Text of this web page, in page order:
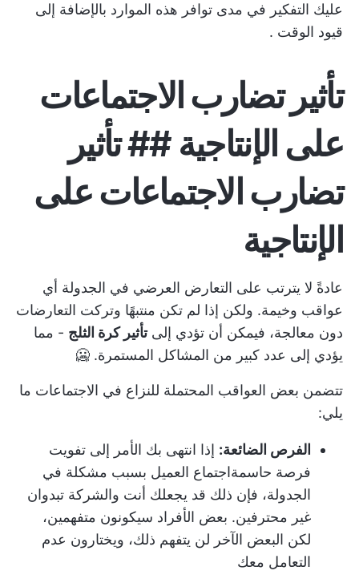
عليك التفكير في مدى توافر هذه الموارد بالإضافة إلى
قيود الوقت .
تأثير تضارب الاجتماعات
على الإنتاجية ## تأثير
تضارب الاجتماعات على
الإنتاجية
عادةً لا يترتب على التعارض العرضي في الجدولة أي
عواقب وخيمة. ولكن إذا لم تكن منتبهًا وتركت التعارضات
دون معالجة، فيمكن أن تؤدي إلىتأثير كرة الثلج - مما
يؤدي إلى عدد كبير من المشاكل المستمرة. 🥶
تتضمن بعض العواقب المحتملة للنزاع في الاجتماعات ما
يلي:
الفرص الضائعة: إذا انتهى بك الأمر إلى تفويت
فرصة حاسمةاجتماع العميل بسبب مشكلة في
الجدولة، فإن ذلك قد يجعلك أنت والشركة تبدوان
غير محترفين. بعض الأفراد سيكونون متفهمين،
لكن البعض الآخر لن يتفهم ذلك، ويختارون عدم
التعامل معك